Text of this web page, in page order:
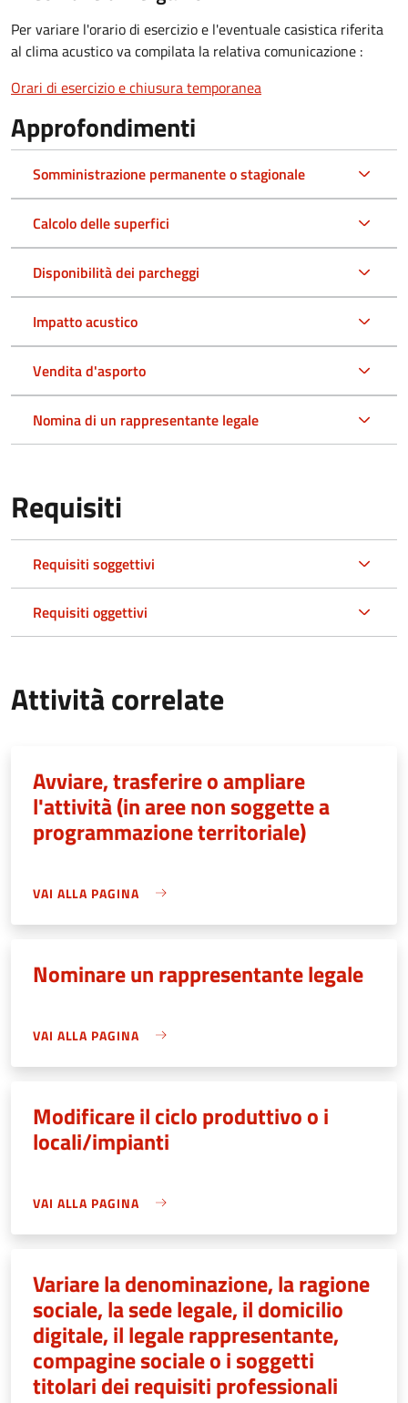
Per variare l'orario di esercizio e l'eventuale casistica riferita
al clima acustico va compilata la relativa comunicazione :
Orari di esercizio e chiusura temporanea
Approfondimenti
Somministrazione permanente o stagionale
Calcolo delle superfici
Disponibilità dei parcheggi
Impatto acustico
Vendita d'asporto
Nomina di un rappresentante legale
Requisiti
Requisiti soggettivi
Requisiti oggettivi
Attività correlate
Avviare, trasferire o ampliare
l'attività (in aree non soggette a
programmazione territoriale)
VAI ALLA PAGINA
Nominare un rappresentante legale
VAI ALLA PAGINA
Modificare il ciclo produttivo o i
locali/impianti
VAI ALLA PAGINA
Variare la denominazione, la ragione
sociale, la sede legale, il domicilio
digitale, il legale rappresentante,
compagine sociale o i soggetti
titolari dei requisiti professionali